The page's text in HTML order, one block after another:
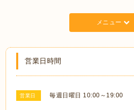
メニュー
営業日時間
営業日 毎週日曜日 10:00～19:00